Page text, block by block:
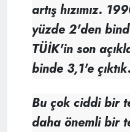
artış hızımız.
yüzde 2'den
TÜİK'in son
binde 3,1'e çıktık.
Bu çok ciddi bir
daha önemli bir